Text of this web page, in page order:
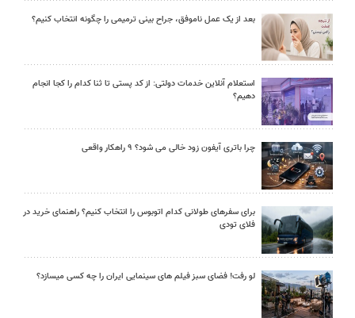
بعد از یک عمل ناموفق، جراح بینی ترمیمی را چگونه انتخاب کنیم؟
استعلام آنلاین خدمات دولتی: از کد پستی تا ثنا کدام را کجا انجام
دهیم؟
چرا باتری آیفون زود خالی می شود؟ ۹ راهکار واقعی
برای سفرهای طولانی کدام اتوبوس را انتخاب کنیم؟ راهنمای خرید در
فلای تودی
لو رفت! فضای سبز فیلم های سینمایی ایران را چه کسی میسازد؟